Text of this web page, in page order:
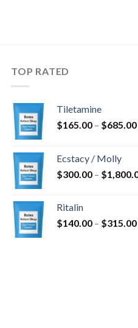
TOP RATED
Tiletamine
$165.00 – $685.00
Ecstacy / Molly
$300.00 – $
Ritalin
$140.00 – $315.00